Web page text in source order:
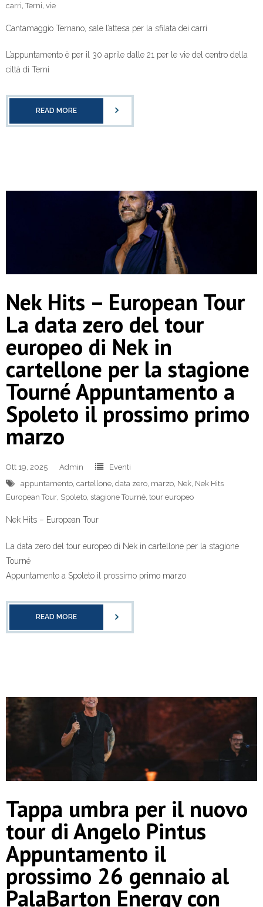
carri ,Terni vie
Cantamaggio Ternano, sale l’attesa per la sfilata dei carri
L’appuntamento è per il 30 aprile dalle 21 per le vie del centro della
città di Terni
READ MORE
Nek Hits – European Tour
La data zero del tour
europeo di Nek in
cartellone per la stagione
Tourné Appuntamento a
Spoleto il prossimo primo
marzo
Ott 19, 2025 Admin
Eventi
appuntamento, cartellone, data zero, marzo, Nek, Nek Hits
European Tour, Spoleto, stagione Tourné, tour europeo
Nek Hits – European Tour
La data zero del tour europeo di Nek in cartellone per la stagione
Tourné
Appuntamento a Spoleto il prossimo primo marzo
READ MORE
Tappa umbra per il nuovo
tour di Angelo Pintus
Appuntamento il
prossimo 26 gennaio al
PalaBarton Energy con